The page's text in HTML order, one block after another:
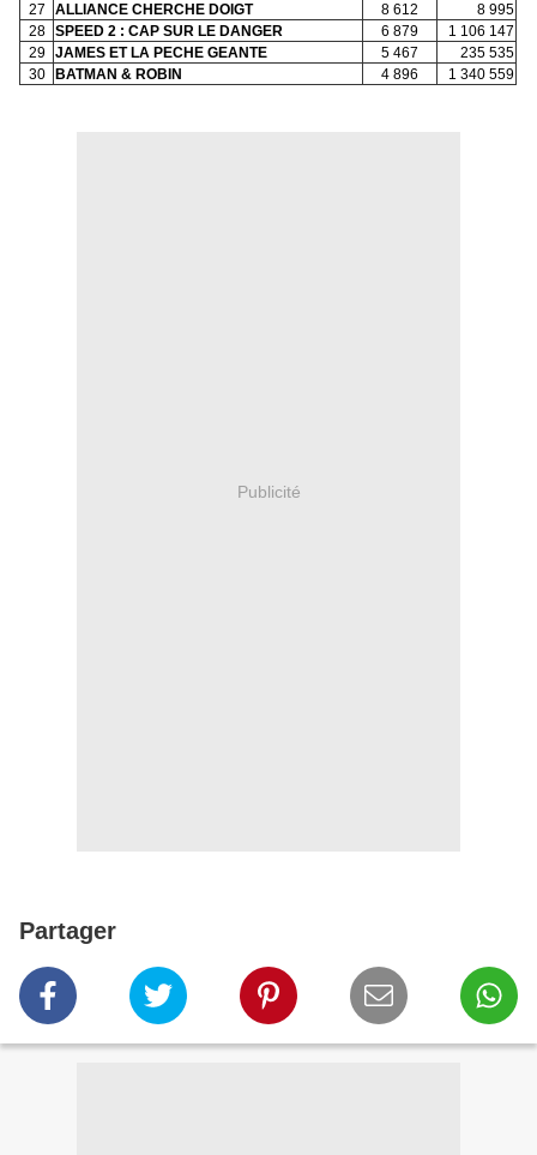
27
ALLIANCE CHERCHE DOIGT 8 612
8 995
28
SPEED 2 : CAP SUR LE DANGER 6 879
1 106 147
29
JAMES ET LA PECHE GEANTE 5 467
235 535
30
BATMAN & ROBIN 4 896 1 340 559
Publicité
Partager